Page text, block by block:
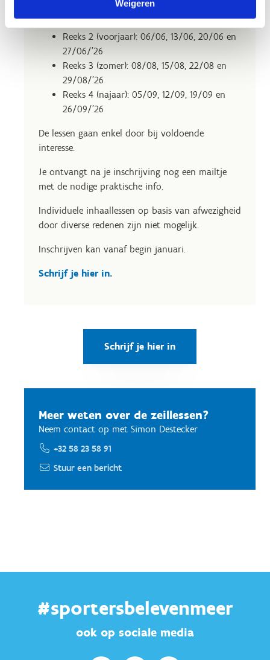
Weigeren
30/05/'26 (geen les tijdens
Hemelvaartweekend)
Reeks 2 (voorjaar): 06/06, 13/06, 20/06 en
27/06/'26
Reeks 3 (zomer): 08/08, 15/08, 22/08 en
29/08/'26
Reeks 4 (najaar): 05/09, 12/09, 19/09 en
26/09/'26
De lessen gaan enkel door bij voldoende
interesse.
Je ontvangt na je inschrijving nog een mailtje
met de nodige praktische info.
Individuele inhaallessen op basis van afwezigheid
door diverse redenen zijn niet mogelijk.
Inschrijven kan vanaf begin januari.
Schrijf je hier in.
Schrijf je hier in
Meer weten over de zeillessen?
Neem contact op met Simon Destecker
+32 58 23 58 91
Stuur een bericht
#sportersbelevenmeer
ook op sociale media